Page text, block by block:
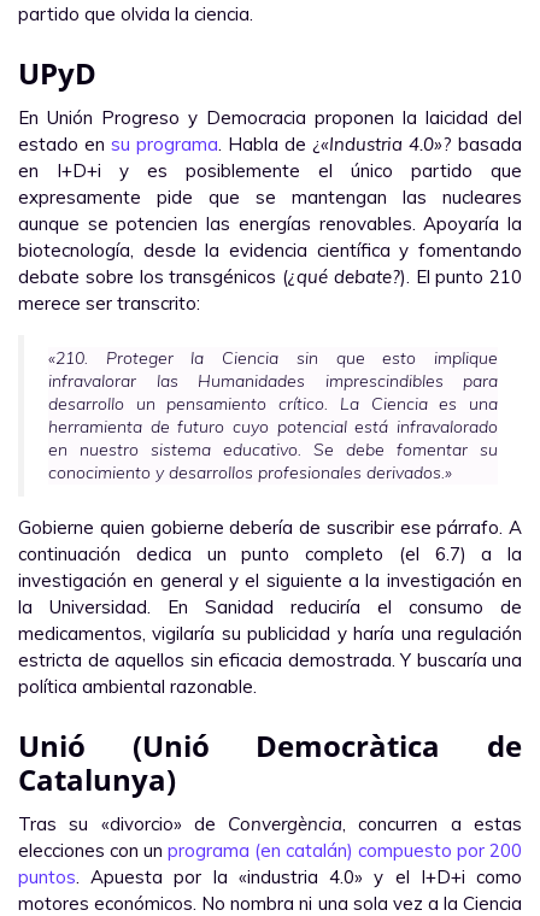
partido que olvida la ciencia.
UPyD
En Unión Progreso y Democracia proponen la laicidad del
estado en su programa . Habla de ¿«Industria 4.0»? basada
en I+D+i y es posiblemente el único partido que
expresamente pide que se mantengan las nucleares
aunque se potencien las energías renovables. Apoyaría la
biotecnología, desde la evidencia científica y fomentando
debate sobre los transgénicos (¿qué debate?). El punto 210
merece ser transcrito:
«210. Proteger la Ciencia sin que esto implique
infravalorar las Humanidades imprescindibles para
desarrollo un pensamiento crítico. La Ciencia es una
herramienta de futuro cuyo potencial está infravalorado
en nuestro sistema educativo. Se debe fomentar su
conocimiento y desarrollos profesionales derivados.»
Gobierne quien gobierne debería de suscribir ese párrafo. A
continuación dedica un punto completo (el 6.7) a la
investigación en general y el siguiente a la investigación en
la Universidad. En Sanidad reduciría el consumo de
medicamentos, vigilaría su publicidad y haría una regulación
estricta de aquellos sin eficacia demostrada. Y buscaría una
política ambiental razonable.
Unió (Unió Democràtica de
Catalunya)
Tras su «divorcio» de Convergència , concurren a estas
elecciones con un programa (en catalán) compuesto por 200
puntos . Apuesta por la «industria 4.0» y el I+D+i como
motores económicos. No nombra ni una sola vez a la Ciencia